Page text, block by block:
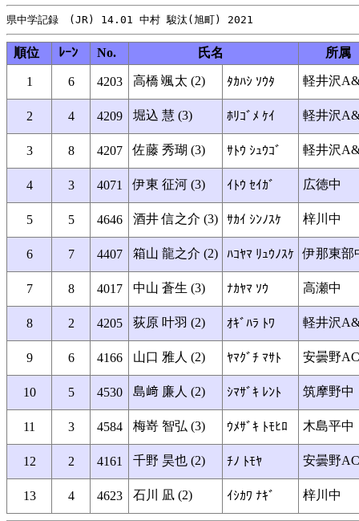
順位 ﾚｰﾝ No. 氏名 所属
1 6 4203 高橋 颯太 (2) ﾀｶﾊｼ ｿｳﾀ 軽井沢
2 4 4209 堀込 慧 (3) ﾎﾘｺﾞﾒ ｹｲ 軽井沢
3 8 4207 佐藤 秀瑚 (3) ｻﾄｳ ｼｭｳｺﾞ 軽井沢
4 3 4071 伊東 征河 (3) ｲﾄｳ ｾｲｶﾞ 広徳中
5 5 4646 酒井 信之介 (3) ｻｶｲ ｼﾝﾉｽｹ 梓川中
6 7 4407 箱山 龍之介 (2) ﾊｺﾔﾏ ﾘｭｳﾉｽｹ 伊那東部
7 8 4017 中山 蒼生 (3) ﾅｶﾔﾏ ｿｳ 高瀬中
8 2 4205 荻原 叶羽 (2) ｵｷﾞﾊﾗ ﾄﾜ 軽井沢
9 6 4166 山口 雅人 (2) ﾔﾏｸﾞﾁ ﾏｻﾄ 安曇野AC
10 5 4530 島﨑 廉人 (2) ｼﾏｻﾞｷ ﾚﾝﾄ 筑摩野中
11 3 4584 梅嵜 智弘 (3) ｳﾒｻﾞｷ ﾄﾓﾋﾛ 木島平中
12 2 4161 千野 昊也 (2) ﾁﾉ ﾄﾓﾔ 安曇野AC
13 4 4623 石川 凪 (2) ｲｼｶﾜ ﾅｷﾞ 梓川中